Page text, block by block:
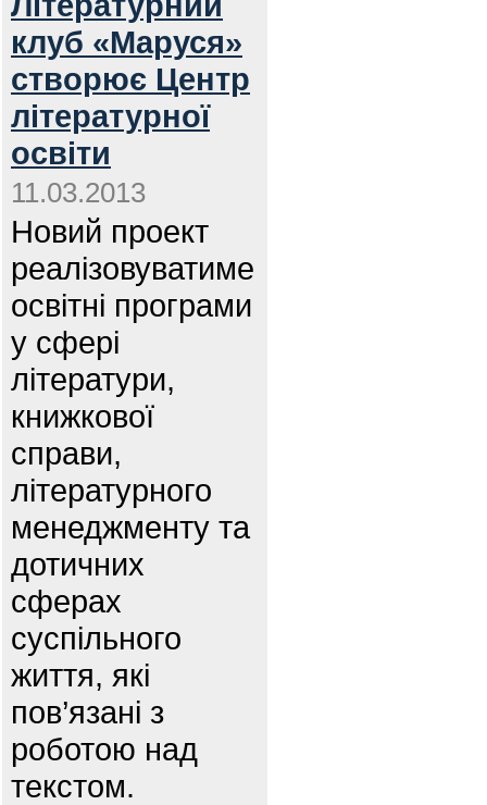
клуб «Маруся»
створює Центр
літературної
освіти
11.03.2013
Новий проект
реалізовуватиме
освітні програми
у сфері
літератури,
книжкової
справи,
літературного
менеджменту та
дотичних
сферах
суспільного
життя, які
пов’язані з
роботою над
текстом.